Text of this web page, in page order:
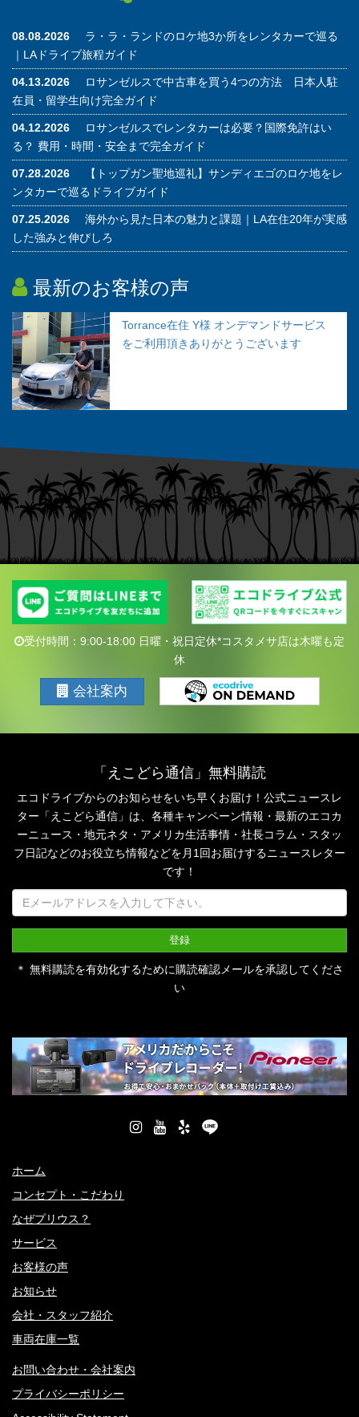
08.08.2026
ラ・ラ・ランドのロケ地3か所をレンタカーで巡る
｜LAドライブ旅程ガイド
04.13.2026
ロサンゼルスで中古車を買う4つの方法 日本人駐
在員・留学生向け完全ガイド
04.12.2026
ロサンゼルスでレンタカーは必要？国際免許はい
る？ 費用・時間・安全まで完全ガイド
07.28.2026
【トップガン聖地巡礼】サンディエゴのロケ地をレ
ンタカーで巡るドライブガイド
07.25.2026
海外から見た日本の魅力と課題｜LA在住20年が実感
した強みと伸びしろ
最新のお客様の声
Torrance在住 Y様 オンデマンドサービス
をご利用頂きありがとうございます
受付時間：9:00-18:00 日曜・祝日定休*コスタメサ店は木曜も定
休
会社案内
「えこどら通信」無料購読
エコドライブからのお知らせをいち早くお届け！公式ニュースレ
ター「えこどら通信」は、 各種キャンペーン情報・最新のエコカ
ーニュース・地元ネタ・アメリカ生活事情・社長コラム・ スタッ
フ日記などのお役立ち情報などを月1回お届けするニュースレター
です！
＊ 無料購読を有効化するために購読確認メールを承認してくださ
い
ホーム
コンセプト・こだわり
なぜプリウス？
サービス
お客様の声
お知らせ
会社・スタッフ紹介
車両在庫一覧
お問い合わせ・会社案内
プライバシーポリシー